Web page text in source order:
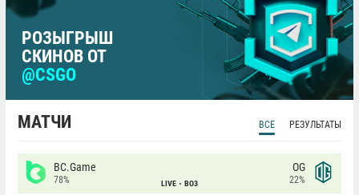
РОЗЫГРЫШ
СКИНОВ ОТ
@CSGO
МАТЧИ ВСЕ РЕЗУЛЬТАТЫ
BC.Game
78% LIVE BO3
OG
22%